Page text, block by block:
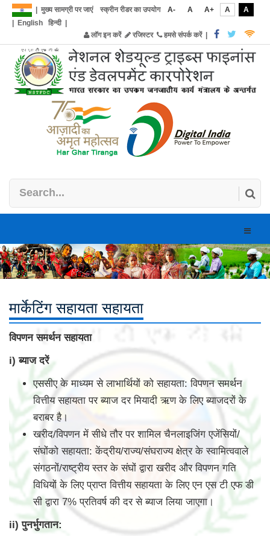
मुख्य सामग्री पर जाएं स्क्रीन रीडर का उपयोग A- A A+ A
A
English हिन्दी|
लॉग इन करें
रजिस्टर हमसे संपर्क करें|
Toggle
मार्केटिंग सहायता सहायता
विपणन समर्थन सहायता
i) ब्याज दरें
एससीए के माध्यम से लाभार्थियों को सहायता: विपणन समर्थन
वित्तीय सहायता पर ब्याज दर मियादी ऋण के लिए ब्याजदरों के
बराबर है।
खरीद/विपणन में सीधे तौर पर शामिल चैनलाइजिंग एजेंसियों/
संघोंको सहायता: केंद्रीय/राज्य/संघराज्य क्षेत्र के स्वामित्ववाले
संगठनों/राष्ट्रीय स्तर के संघों द्वारा खरीद और विपणन गति
विधियों के लिए प्राप्त वित्तीय सहायता के लिए एन एस टी एफ डी
सी द्वारा 7% प्रतिवर्ष की दर से ब्याज लिया जाएगा।
ii) पुनर्भुगतान: